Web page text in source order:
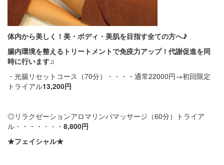
体内から美しく！美・ボディ・美肌を目指す全ての方へ♪
腸内環境を整えるトリートメントで免疫力アップ！代謝促進を同
時に行います♫
・光腸リセットコース（70分）・・・・通常22000円→初回限定
トライアル13,200円
◎リラクゼーションアロマリンパマッサージ（60分）トライア
ル・・・・・・・ 8,800円
★フェイシャル★